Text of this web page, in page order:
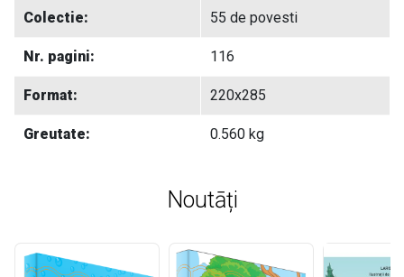
Colectie: 55 de povesti
Nr. pagini: 116
Format: 220x285
Greutate: 0.560 kg
Noutāți